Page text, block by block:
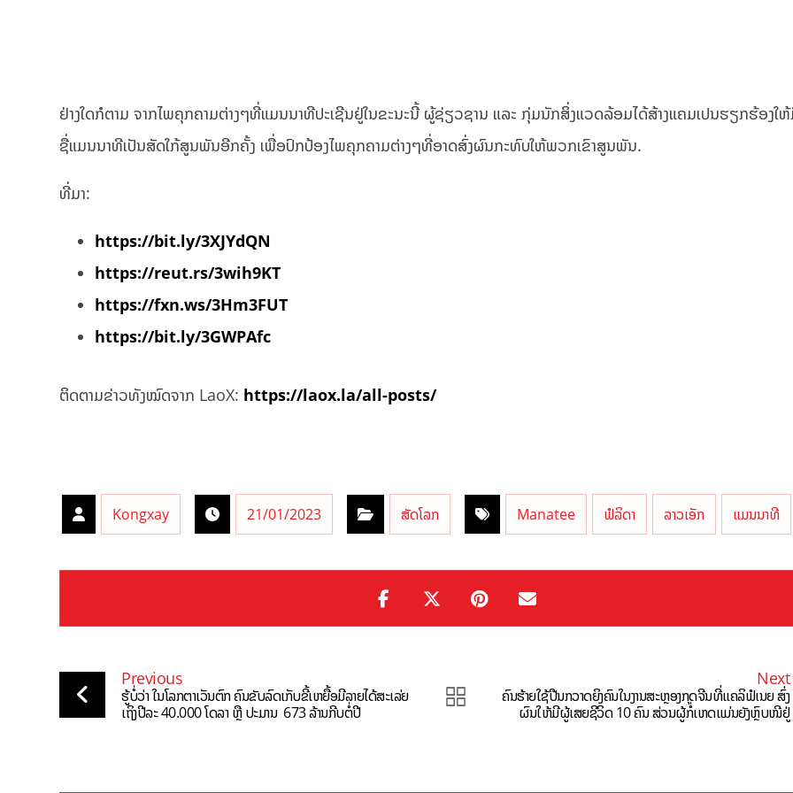
ຢ່າງໃດກໍຕາມ ຈາກໄພຄຸກຄາມຕ່າງໆທີ່ແມນນາທີປະເຊີນຢູ່ໃນຂະນະນີ້ ຜູ້ຊ່ຽວຊານ ແລະ ກຸ່ມນັກສິ່ງແວດລ້ອມໄດ້ສ້າງແຄມເປນຮຽກຮ້ອງໃ
ຊື່ແມນນາທີເປັນສັດໃກ້ສູນພັນອີກຄັ້ງ ເພື່ອປົກປ້ອງໄພຄຸກຄາມຕ່າງໆທີ່ອາດສົ່ງຜົນກະທົບໃຫ້ພວກເຂົາສູນພັນ.
ທີ່ມາ:
https://bit.ly/3XJYdQN
https://reut.rs/3wih9KT
https://fxn.ws/3Hm3FUT
https://bit.ly/3GWPAfc
ຕິດຕາມຂ່າວທັງໝົດຈາກ LaoX: https://laox.la/all-posts/
Kongxay 21/01/2023 ສັດໂລກ Manatee ຟໍລິດາ ລາວເອັກ ແມນນາທີ
Previous
ຮູ້ບໍ່ວ່າ ໃນໂລກຕາເວັນຕົກ ຄົນຂັບລົດເກັບຂີ້ເຫຍື້ອມີລາຍໄດ້ສະເລ່ຍ
ເຖິງປີລະ 40.000 ໂດລາ ຫຼື ປະມານ 673 ລ້ານກີບຕໍ່ປີ
Next
ຄົນຮ້າຍໃຊ້ປືນກວາດຍິງຄົນໃນງານສະຫຼອງກຸດຈີນທີ່ແຄລິຟໍເນຍ ສົ່ງ
ຜົນໃຫ້ມີຜູ້ເສຍຊີວິດ 10 ຄົນ ສ່ວນຜູ້ກໍ່ເຫດແມ່ນຍັງຫຼົບໜີຢູ່